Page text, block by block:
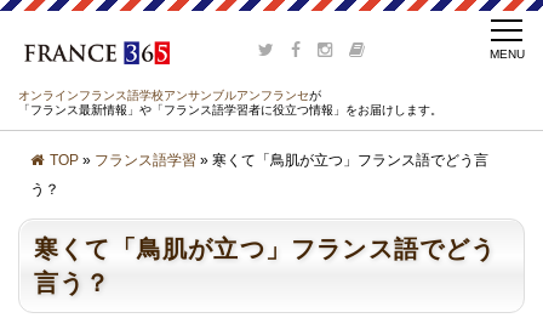
オンラインフランス語学校アンサンブルアンフランセが
「フランス最新情報」や「フランス語学習者に役立つ情報」をお届けします。
TOP » フランス語学習 » 寒くて「鳥肌が立つ」フランス語でどう言
う？
寒くて「鳥肌が立つ」フランス語でどう
言う？